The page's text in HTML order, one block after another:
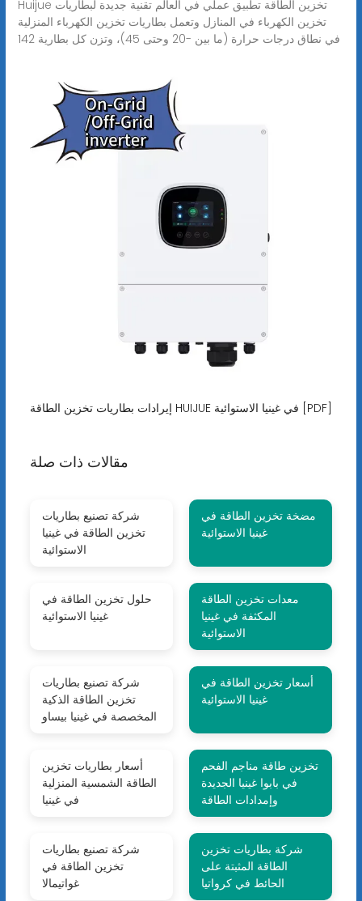
Huijue تخزين الطاقة تطبيق عملي في العالم تقنية جديدة لبطاريات
تخزين الكهرباء في المنازل وتعمل بطاريات تخزين الكهرباء المنزلية
في نطاق درجات حرارة (ما بين -20 وحتى 45)، وتزن كل بطارية 142
إيرادات بطاريات تخزين الطاقة HUIJUE في غينيا الاستوائية [PDF]
مقالات ذات صلة
شركة تصنيع بطاريات
تخزين الطاقة في غينيا
الاستوائية
مضخة تخزين الطاقة في
غينيا الاستوائية
حلول تخزين الطاقة في
غينيا الاستوائية
معدات تخزين الطاقة
المكثفة في غينيا
الاستوائية
شركة تصنيع بطاريات
تخزين الطاقة الذكية
المخصصة في غينيا بيساو
أسعار تخزين الطاقة في
غينيا الاستوائية
أسعار بطاريات تخزين
الطاقة الشمسية المنزلية
في غينيا
تخزين طاقة مناجم الفحم
في بابوا غينيا الجديدة
وإمدادات الطاقة
شركة تصنيع بطاريات
تخزين الطاقة في
غواتيمالا
شركة بطاريات تخزين
الطاقة المثبتة على
الحائط في كرواتيا